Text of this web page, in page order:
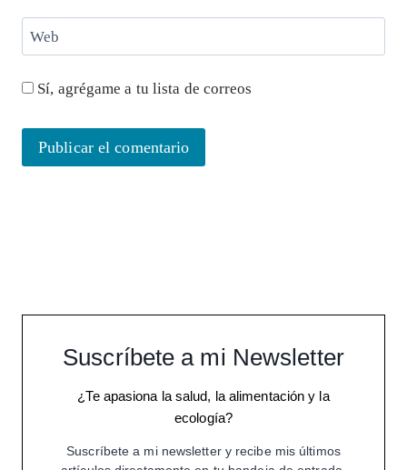
Web
Sí, agrégame a tu lista de correos
Suscríbete a mi Newsletter
¿Te apasiona la salud, la alimentación y la
ecología?
Suscríbete a mi newsletter y recibe mis últimos